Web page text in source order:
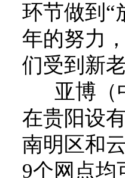
环节做到“
年的努力
们受到新
亚博（
在贵阳设
南明区和
9个网点均